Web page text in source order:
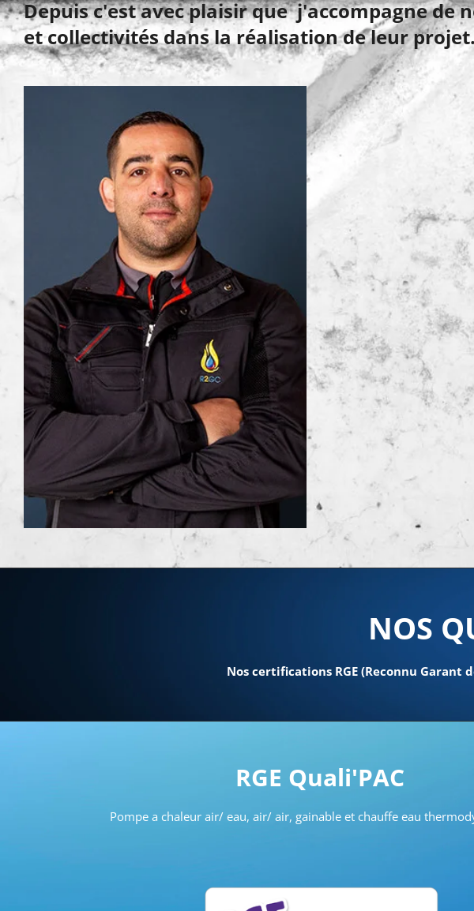
Depuis c'est avec plaisir que j'accompagne de
et collectivités dans la réalisation de leur projet.
NOS
Nos certifications RGE (Reconnu
RGE Quali'PAC
Pompe a chaleur air/ eau, air/ air, gainable et chauffe eau